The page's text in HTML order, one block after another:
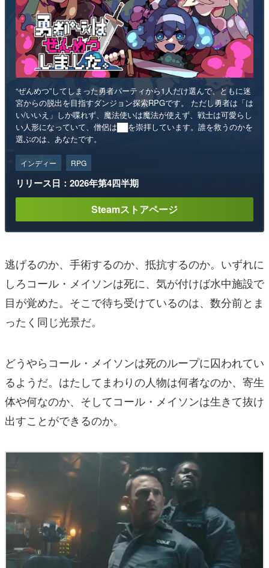
“ぜんめつ”してしまった勇者パーティから1人だけ選んで、ともに迷
宮からの脱出を目指すダンジョン探索RPGです。 ただし勇者は「は
い/いいえ」しか喋れず、魔法使いは魔法が使えず、戦士は可愛らし
い人形になっていて、僧侶は██を崇拝しています。誰を救うのかを
選ぶのは、あなたです。
インディー RPG
リリース日：2026年第4四半期
Steamストアページ
逃げるのか、手術するのか、抵抗するのか。いずれに
しろコール・メイソンは死に、気が付けば水中施設で
目が覚めた。そこで待ち受けているのは、数分前とま
ったく同じ光景だ。
どうやらコール・メイソンは死のループに囚われてい
るようだ。はたしてまわりの人物は何者なのか、寄生
体や何なのか、そしてコール・メイソンは生きて抜け
出すことができるのか。